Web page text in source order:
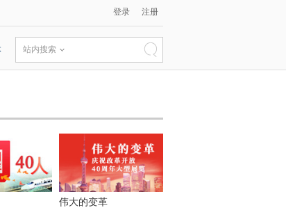
登录 注册
站内搜索
伟大的变革